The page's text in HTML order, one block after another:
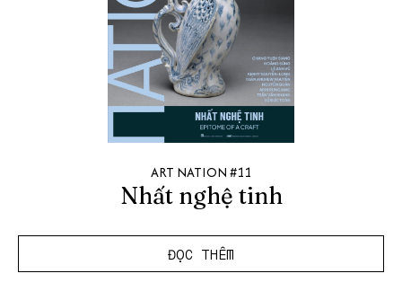
ART NATION #11
Nhất nghệ tinh
ĐỌC THÊM